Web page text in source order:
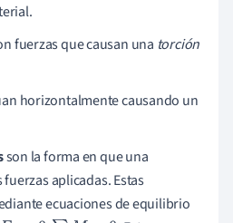
fuerzas que causan una torción
horizontalmente causando un
son la forma en que una
aplicadas. Estas
ecuaciones de equilibrio